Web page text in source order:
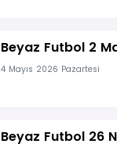
Beyaz Futbol 2
4 Mayıs 2026 Pazartesi
Beyaz Futbol 26